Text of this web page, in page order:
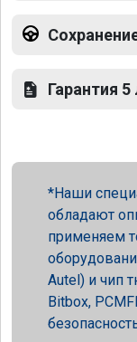
Гарантия 5
Наши
обладают
применяем
Autel) и чип
Bitbox,